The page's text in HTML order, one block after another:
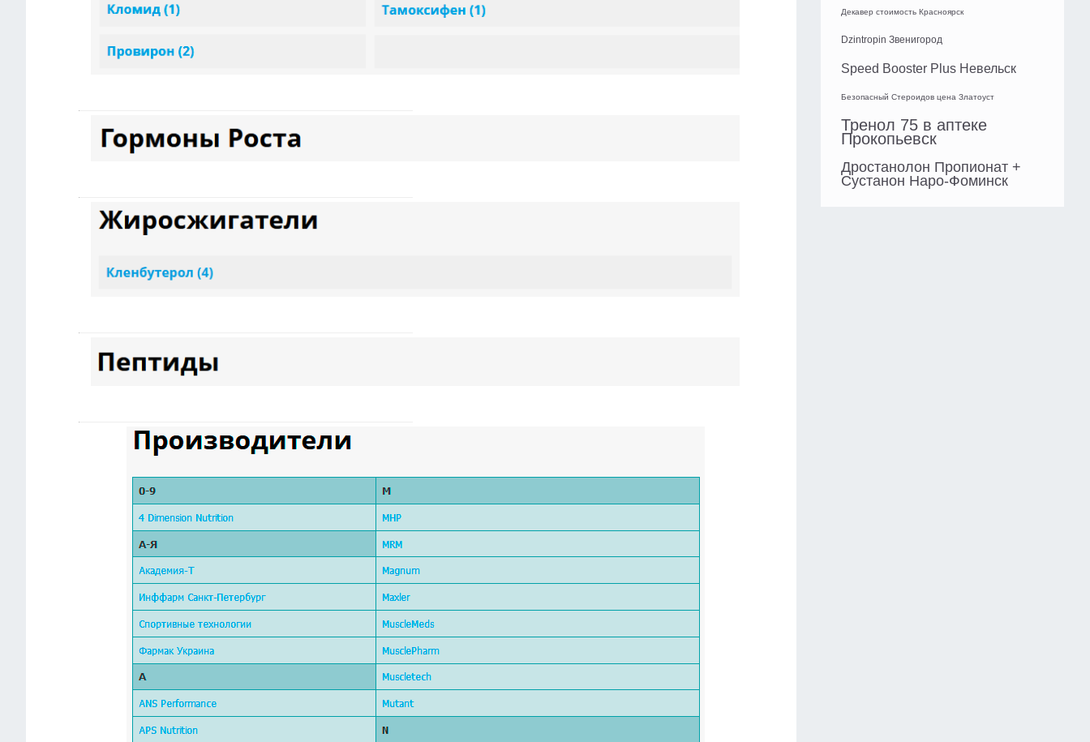
Декавер стоимость Красноярск
Dzintropin Звенигород
Speed Booster Plus Невельск
Безопасный Стероидов цена Златоуст
Тренол 75 в аптеке
Прокопьевск
Дростанолон Пропионат +
Сустанон Наро-Фоминск